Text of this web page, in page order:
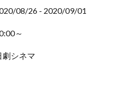
08/26 - 2020/09/01
～
劇シネマ